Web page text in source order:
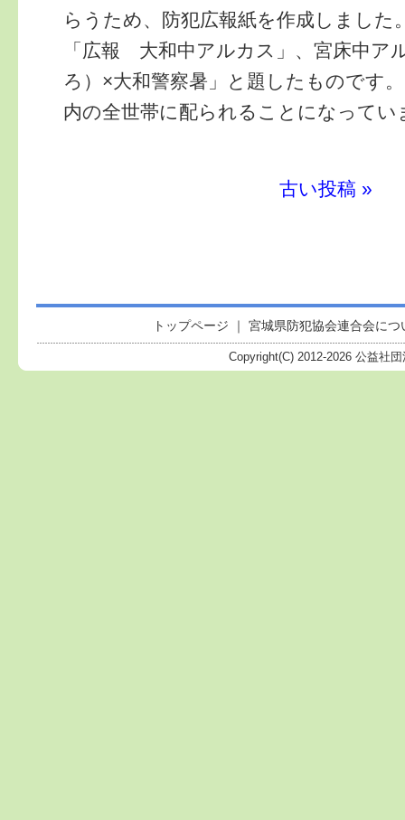
らうため、防犯広報紙を作成しました
「広報 大和中アルカス」、宮床中ア
ろ）×大和警察暑」と題したものです
内の全世帯に配られることになってい
古い投稿 »
トップページ ｜ 宮城県防犯協会連合会につ
Copyright(C) 2012-2026 公益社